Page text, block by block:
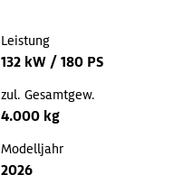
Leistung
132 kW / 180 PS
zul. Gesamtgew.
4.000 kg
Modelljahr
2026